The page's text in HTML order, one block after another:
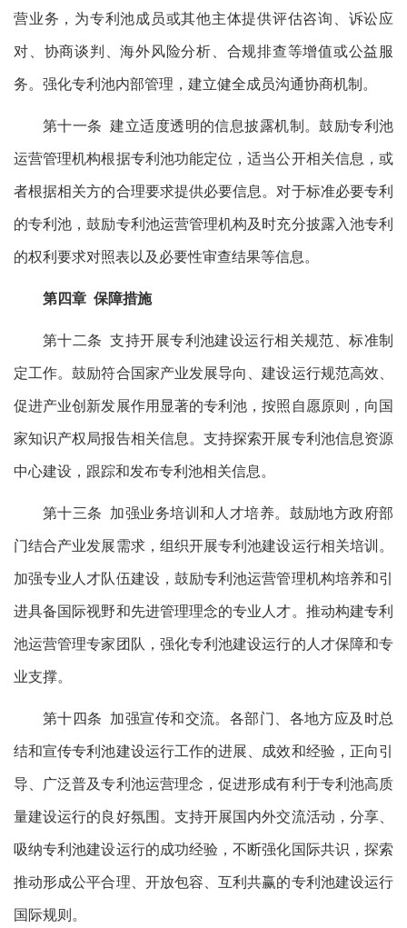
营业务，为专利池成员或其他主体提供评估咨询、诉讼应
对、协商谈判、海外风险分析、合规排查等增值或公益服
务。强化专利池内部管理，建立健全成员沟通协商机制。
第十一条 建立适度透明的信息披露机制。鼓励专利池
运营管理机构根据专利池功能定位，适当公开相关信息，或
者根据相关方的合理要求提供必要信息。对于标准必要专利
的专利池，鼓励专利池运营管理机构及时充分披露入池专利
的权利要求对照表以及必要性审查结果等信息。
第四章 保障措施
第十二条 支持开展专利池建设运行相关规范、标准制
定工作。鼓励符合国家产业发展导向、建设运行规范高效、
促进产业创新发展作用显著的专利池，按照自愿原则，向国
家知识产权局报告相关信息。支持探索开展专利池信息资源
中心建设，跟踪和发布专利池相关信息。
第十三条 加强业务培训和人才培养。鼓励地方政府部
门结合产业发展需求，组织开展专利池建设运行相关培训。
加强专业人才队伍建设，鼓励专利池运营管理机构培养和引
进具备国际视野和先进管理理念的专业人才。推动构建专利
池运营管理专家团队，强化专利池建设运行的人才保障和专
业支撑。
第十四条 加强宣传和交流。各部门、各地方应及时总
结和宣传专利池建设运行工作的进展、成效和经验，正向引
导、广泛普及专利池运营理念，促进形成有利于专利池高质
量建设运行的良好氛围。支持开展国内外交流活动，分享、
吸纳专利池建设运行的成功经验，不断强化国际共识，探索
推动形成公平合理、开放包容、互利共赢的专利池建设运行
国际规则。